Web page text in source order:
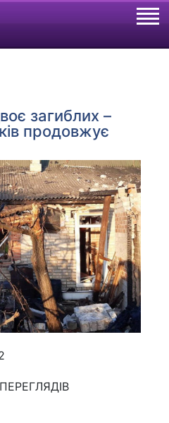
загиблих –
продовжує